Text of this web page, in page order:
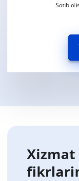
Sotib